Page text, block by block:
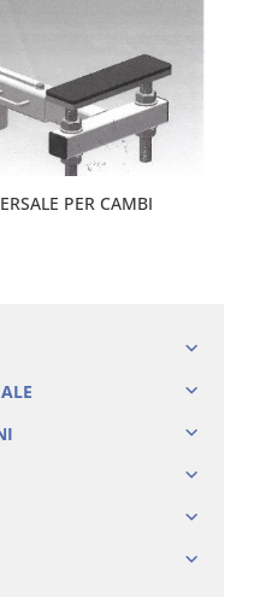
PER CAMBI